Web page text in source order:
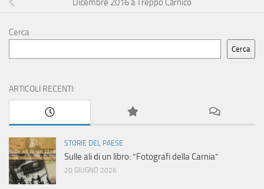
Dicembre 2016 a Treppo Carnico
Cerca
Cerca
ARTICOLI RECENTI:
STORIE DEL PAESE
Sulle ali di un libro: “Fotografi della Carnia”
20 GIUGNO 2026